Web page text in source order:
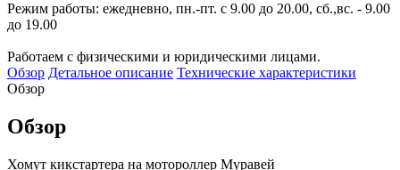
Режим работы: ежедневно, пн.-пт. с 9.00 до 20.00, сб.,вс. - 9.00
до 19.00
Работаем с физическими и юридическими лицами.
Обзор Детальное описание Технические характеристики
Обзор
Обзор
Хомут кикстартера на мотороллер Муравей